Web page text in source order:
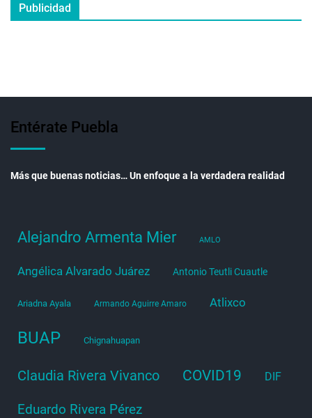
Publicidad
Entérate Puebla
Más que buenas noticias… Un enfoque a la verdadera realidad
Alejandro Armenta Mier AMLO
Angélica Alvarado Juárez Antonio Teutli Cuautle
Ariadna Ayala Armando Aguirre Amaro Atlixco
BUAP Chignahuapan
Claudia Rivera Vivanco COVID19 DIF
Eduardo Rivera Pérez